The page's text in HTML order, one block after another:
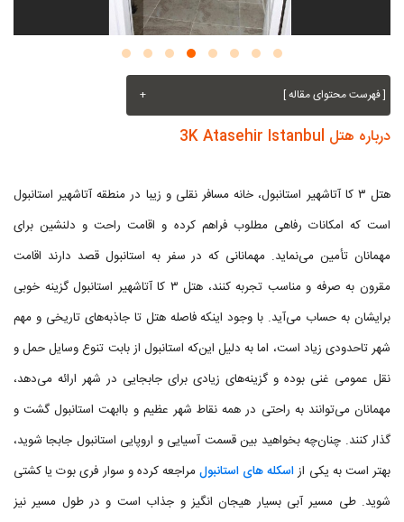
[ فهرست محتوای مقاله ] +
درباره هتل 3K Atasehir Istanbul
هتل ۳ کا آتاشهیر استانبول، خانه مسافر نقلی و زیبا در منطقه آتاشهیر استانبول
است که امکانات رفاهی مطلوب فراهم کرده و اقامت راحت و دلنشین برای
مهمانان تأمین می‌نماید. مهمانانی که در سفر به استانبول قصد دارند اقامت
مقرون به صرفه و مناسب تجربه کنند، هتل ۳ کا آتاشهیر استانبول گزینه خوبی
برایشان به حساب می‌آید. با وجود اینکه فاصله هتل تا جاذبه‌های تاریخی و مهم
شهر تاحدودی زیاد است، اما به دلیل این‌که استانبول از بابت تنوع وسایل حمل و
نقل عمومی غنی بوده و گزینه‌های زیادی برای جابجایی در شهر ارائه می‌دهد،
مهمانان می‌توانند به راحتی در همه نقاط شهر عظیم و باابهت استانبول گشت و
گذار کنند. چنان‌چه بخواهید بین قسمت آسیایی و اروپایی استانبول جابجا شوید،
بهتر است به یکی ازاسکله های استانبولمراجعه کرده و سوار فری بوت یا کشتی
شوید. طی مسیر آبی بسیار هیجان انگیز و جذاب است و در طول مسیر نیز